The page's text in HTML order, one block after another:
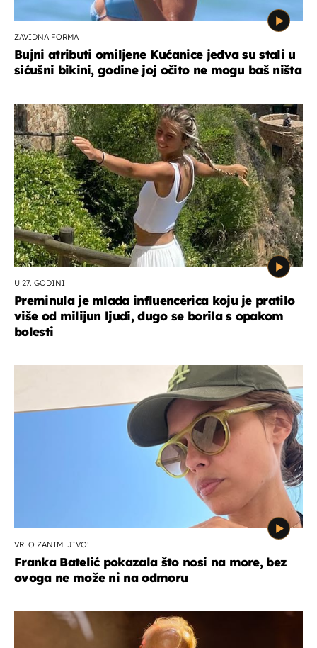
ZAVIDNA FORMA
Bujni atributi omiljene Kućanice jedva su stali u
sićušni bikini, godine joj očito ne mogu baš ništa
U 27. GODINI
Preminula je mlada influencerica koju je pratilo
više od milijun ljudi, dugo se borila s opakom
bolesti
VRLO ZANIMLJIVO!
Franka Batelić pokazala što nosi na more, bez
ovoga ne može ni na odmoru